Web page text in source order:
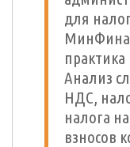
для
МинФина
Анализ
НДС,
налога
взносов